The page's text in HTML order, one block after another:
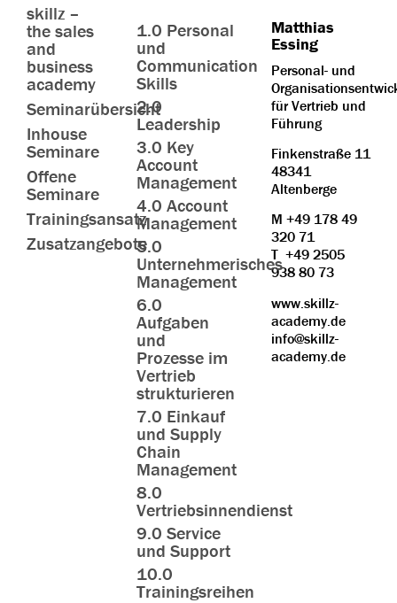
skillz –
the sales
and
business
academy
Seminarübersicht
Inhouse
Seminare
Offene
Seminare
Trainingsansatz
Zusatzangebote
1.0 Personal
und
Communication
Skills
2.0
Leadership
3.0 Key
Account
Management
4.0 Account
Management
5.0
Unternehmerisches
Management
6.0
Aufgaben
und
Prozesse im
Vertrieb
strukturieren
7.0 Einkauf
und Supply
Chain
Management
8.0
Vertriebsinnendienst
9.0 Service
und Support
10.0
Trainingsreihen
Matthias
Essing
Personal- und
für Vertrieb und
Führung
Finkenstraße 11
48341
Altenberge
M +49 178 49
320 71
T +49 2505
938 80 73
www.skillz-
academy.de
info@skillz-
academy.de